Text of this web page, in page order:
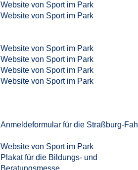
Website von Sport im Park
Website von Sport im Park
Website von Sport im Park
Website von Sport im Park
Website von Sport im Park
Website von Sport im Park
Anmeldeformular für die Straßburg-
Website von Sport im Park
Plakat für die Bildungs- und
Beratungsmesse